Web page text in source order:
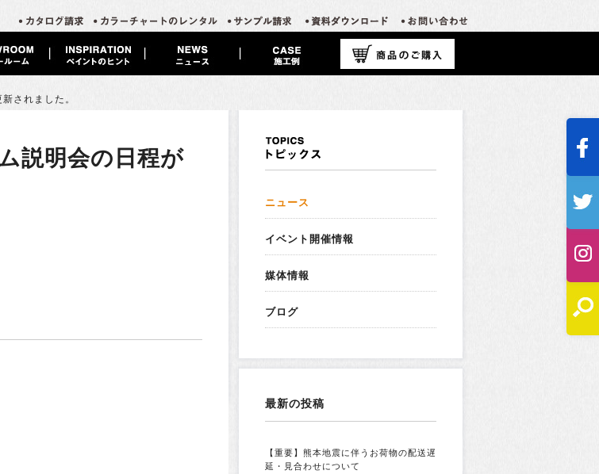
されました。
説明会の日程が
ニュース
イベント開催情報
媒体情報
ブログ
最新の投稿
【重要】熊本地震に伴うお荷物の配送遅
延・見合わせについて